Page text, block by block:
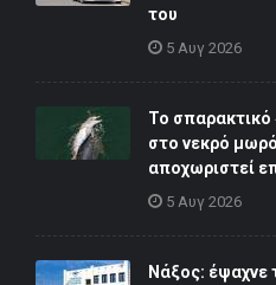
του
5 Αυγ 2026
Το σπαρακτικό
στο νεκρό
αποχωριστεί
5 Αυγ 2026
Νάξος: έψαχνε